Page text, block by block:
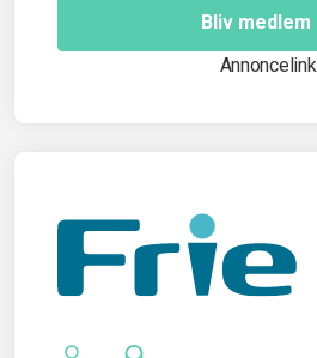
Bliv medlem
Annoncelink